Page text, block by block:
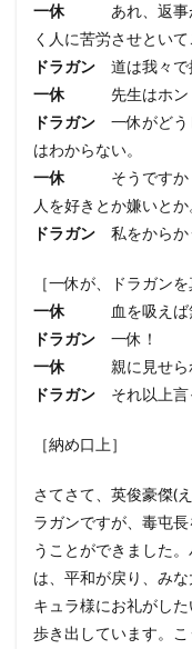
一休あれ、返事が
く人に苦労させといて
ドラガン 道は我々で
一休先生はホント
ドラガン 一休がどう
はわからない。
一休そうですか？
人を好きとか嫌いと
ドラガン 私をからか
［一休が、ドラガンを
一休血を吸えば無
ドラガン 一休！
一休親に見せられ
ドラガン それ以上言
［納め口上］
さてさて、英俊豪傑(
ラガンですが、毒屯
うことができました
は、平和が戻り、み
キュラ様にお礼がし
歩き出しています。